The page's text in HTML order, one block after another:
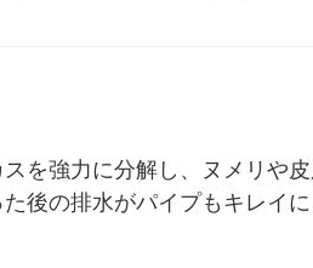
を強力に分解し、ヌメリや
後の排水がパイプもキレイ